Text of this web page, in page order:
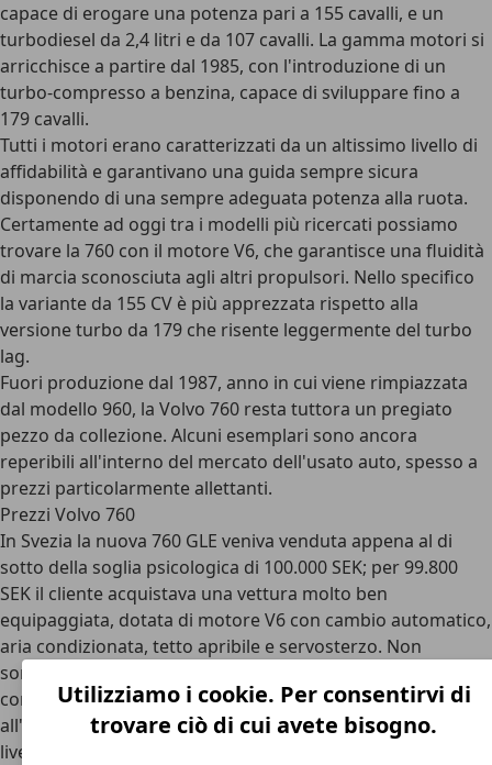
capace di erogare una potenza pari a 155 cavalli, e un
turbodiesel da 2,4 litri e da 107 cavalli. La gamma motori si
arricchisce a partire dal 1985, con l'introduzione di un
turbo-compresso a benzina, capace di sviluppare fino a
179 cavalli.
Tutti i motori erano caratterizzati da un altissimo livello di
affidabilità e garantivano una guida sempre sicura
disponendo di una sempre adeguata potenza alla ruota.
Certamente ad oggi tra i modelli più ricercati possiamo
trovare la 760 con il motore V6, che garantisce una fluidità
di marcia sconosciuta agli altri propulsori. Nello specifico
la variante da 155 CV è più apprezzata rispetto alla
versione turbo da 179 che risente leggermente del turbo
lag.
Fuori produzione dal 1987, anno in cui viene rimpiazzata
dal modello 960, la Volvo 760 resta tuttora un pregiato
pezzo da collezione. Alcuni esemplari sono ancora
reperibili all'interno del mercato dell'usato auto, spesso a
prezzi particolarmente allettanti.
Prezzi Volvo 760
In Svezia la nuova 760 GLE veniva venduta appena al di
sotto della soglia psicologica di 100.000 SEK; per 99.800
SEK il cliente acquistava una vettura molto ben
equipaggiata, dotata di motore V6 con cambio automatico,
aria condizionata, tetto apribile e servosterzo. Non
sorprende dunque che l'auto abbia riscosso un immediato
consenso commerciale sia sul mercato nazionale che
all'estero. In perfetto stile Volvo, le vendite iniziarono dai
livelli più alti per poi scendere a quelli inferiori: qualche
Utilizziamo i cookie. Per consentirvi di
trovare ciò di cui avete bisogno.